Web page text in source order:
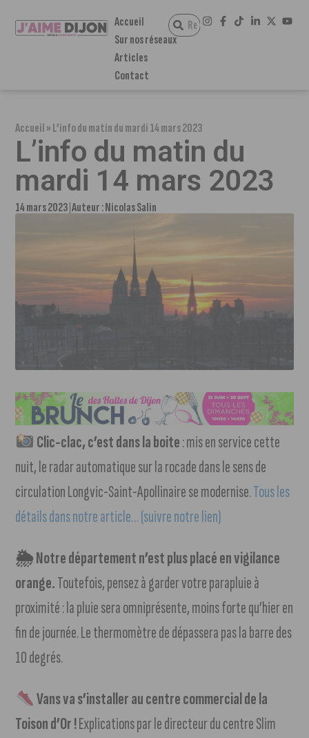
Accueil
Sur nos réseaux
Articles
Contact
Accueil»L’info du matin du mardi 14 mars 2023
L’info du matin du
mardi 14 mars 2023
14 mars 2023 Auteur :Nicolas Salin
Clic-clac, c’est dans la boite: mis en service cette
nuit, le radar automatique sur la rocade dans le sens de
circulation Longvic-Saint-Apollinaire se modernise.Tous les
détails dans notre article… (suivre notre lien)
🌦 Notre département n’est plus placé en vigilance
orange.Toutefois, pensez à garder votre parapluie à
proximité : la pluie sera omniprésente, moins forte qu’hier en
fin de journée. Le thermomètre de dépassera pas la barre des
10 degrés.
Vans va s’installer au centre commercial de la
Toison d’Or !Explications par le directeur du centre Slim